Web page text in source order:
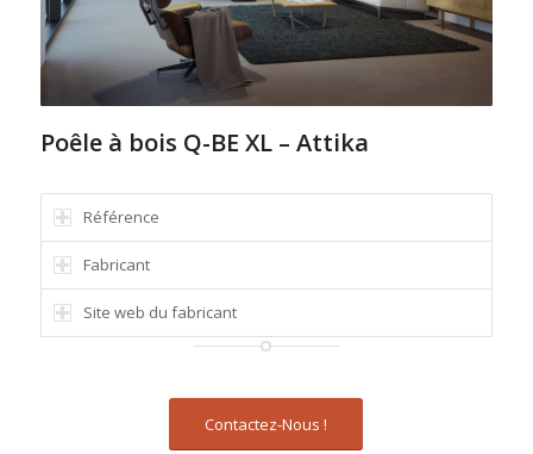
Poêle à bois Q-BE XL – Attika
Référence
Fabricant
Site web du fabricant
Contactez-Nous !